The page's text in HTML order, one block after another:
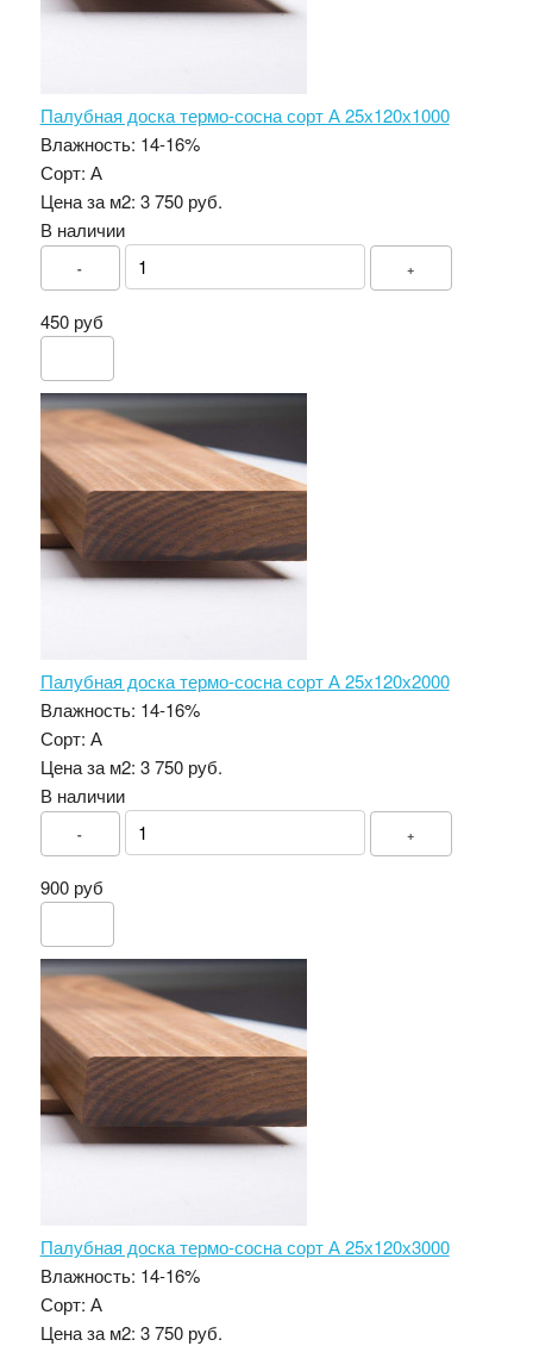
Палубная доска термо-сосна сорт А 25х120х1000
Влажность: 14-16%
Сорт: А
Цена за м2: 3 750 руб.
В наличии
- +
450 руб
Палубная доска термо-сосна сорт А 25х120х2000
Влажность: 14-16%
Сорт: А
Цена за м2: 3 750 руб.
В наличии
- +
900 руб
Палубная доска термо-сосна сорт А 25х120х3000
Влажность: 14-16%
Сорт: А
Цена за м2: 3 750 руб.